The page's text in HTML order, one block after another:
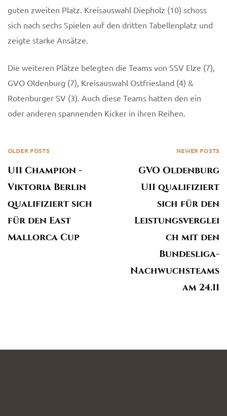
guten zweiten Platz. Kreisauswahl Diepholz (10) schoss
sich nach sechs Spielen auf den dritten Tabellenplatz und
zeigte starke Ansätze.
Die weiteren Plätze belegten die Teams von SSV Elze (7),
GVO Oldenburg (7), Kreisauswahl Ostfriesland (4) &
Rotenburger SV (3). Auch diese Teams hatten den ein
oder anderen spannenden Kicker in ihren Reihen.
OLDER POSTS
U11 Champion -
Viktoria Berlin
qualifiziert sich
für den East
Mallorca Cup
NEWER POSTS
GVO Oldenburg
U11 qualifiziert
sich für den
Leistungsverglei
ch mit den
Bundesliga-
Nachwuchsteams
am 24.11